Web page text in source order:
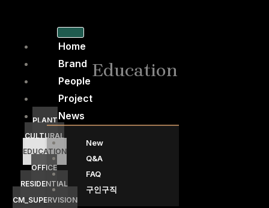
Home
Brand
People
Project
News
New
Q&A
FAQ
구인구직
Education
PLANT
CULTURAL
EDUCATION
OFFICE
RESIDENTIAL
CM_SUPERVISION